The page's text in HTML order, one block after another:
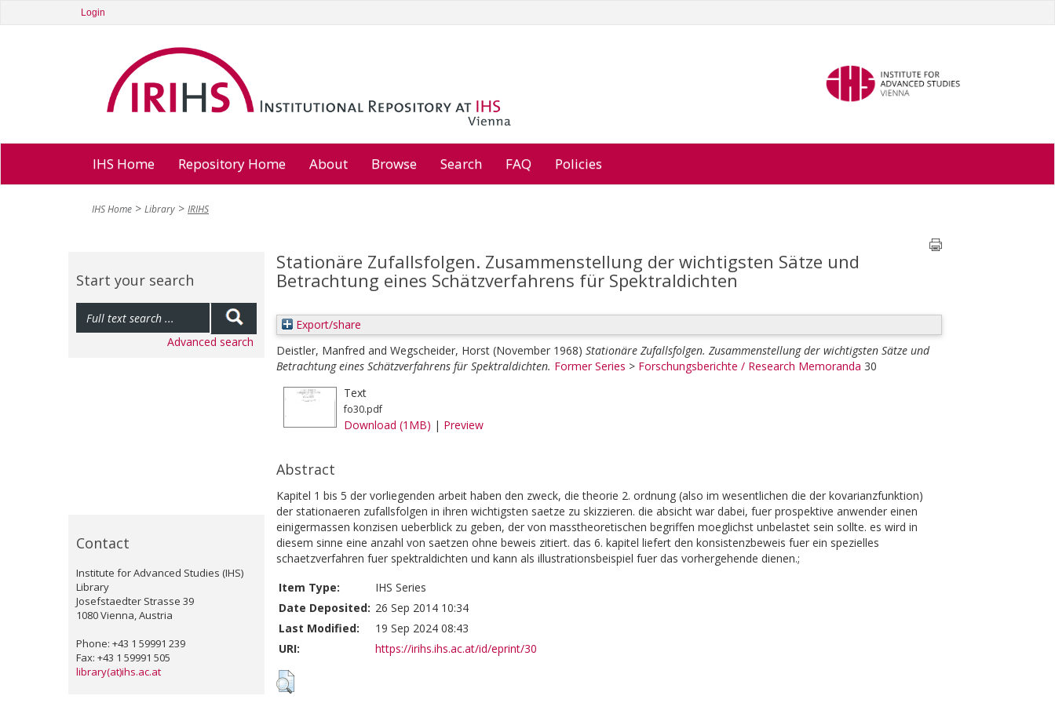
Login
IHS Home Repository Home About Browse Search FAQ Policies
IHS Home Library IRIHS
Start your search
Advanced search
Contact
Institute for Advanced Studies (IHS)
Library
Josefstaedter Strasse 39
1080 Vienna, Austria
Phone: +43 1 59991 239
Fax: +43 1 59991 505
library(at)ihs.ac.at
Stationäre Zufallsfolgen. Zusammenstellung der wichtigsten Sätze und
Betrachtung eines Schätzverfahrens für Spektraldichten
Export/share
Deistler, Manfred and Wegscheider, Horst (November 1968) Stationäre Zufallsfolgen. Zusammenstellung der wichtigsten Sätze und
Betrachtung eines Schätzverfahrens für Spektraldichten. Former Series > Forschungsberichte / Research Memoranda 30
Text
fo30.pdf
Download (1MB) | Preview
Abstract
Kapitel 1 bis 5 der vorliegenden arbeit haben den zweck, die theorie 2. ordnung (also im wesentlichen die der kovarianzfunktion)
der stationaeren zufallsfolgen in ihren wichtigsten saetze zu skizzieren. die absicht war dabei, fuer prospektive anwender einen
einigermassen konzisen ueberblick zu geben, der von masstheoretischen begriffen moeglichst unbelastet sein sollte. es wird in
diesem sinne eine anzahl von saetzen ohne beweis zitiert. das 6. kapitel liefert den konsistenzbeweis fuer ein spezielles
schaetzverfahren fuer spektraldichten und kann als illustrationsbeispiel fuer das vorhergehende dienen.;
Item Type:
IHS Series
Date Deposited: 26 Sep 2014 10:34
Last Modified:
19 Sep 2024 08:43
URI:
https://irihs.ihs.ac.at/id/eprint/30